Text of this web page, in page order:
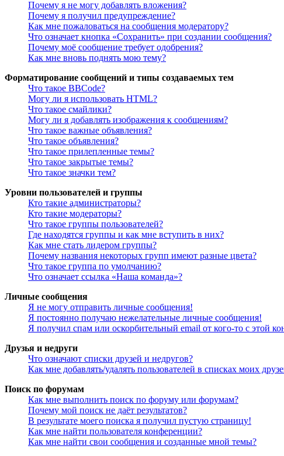
Почему я не могу добавлять вложения?
Почему я получил предупреждение?
Как мне пожаловаться на сообщения модератору?
Что означает кнопка «Сохранить» при создании сообщения?
Почему моё сообщение требует одобрения?
Как мне вновь поднять мою тему?
Форматирование сообщений и типы создаваемых тем
Что такое BBCode?
Могу ли я использовать HTML?
Что такое смайлики?
Могу ли я добавлять изображения к сообщениям?
Что такое важные объявления?
Что такое объявления?
Что такое прилепленные темы?
Что такое закрытые темы?
Что такое значки тем?
Уровни пользователей и группы
Кто такие администраторы?
Кто такие модераторы?
Что такое группы пользователей?
Где находятся группы и как мне вступить в них?
Как мне стать лидером группы?
Почему названия некоторых групп имеют разные цвета?
Что такое группа по умолчанию?
Что означает ссылка «Наша команда»?
Личные сообщения
Я не могу отправить личные сообщения!
Я постоянно получаю нежелательные личные сообщения!
Я получил спам или оскорбительный email от кого-то с этой
Друзья и недруги
Что означают списки друзей и недругов?
Как мне добавлять/удалять пользователей в списках моих
Поиск по форумам
Как мне выполнить поиск по форуму или форумам?
Почему мой поиск не даёт результатов?
В результате моего поиска я получил пустую страницу!
Как мне найти пользователя конференции?
Как мне найти свои сообщения и созданные мной темы?